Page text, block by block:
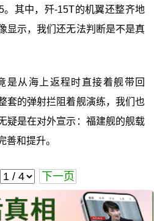
。其中，歼-15T的机翼还整齐地
显示，我们还无法判断是不是真
是从海上返程时直接着舰带回
套的弹射拦阻着舰演练，我们也
疑是在对外宣示：福建舰的舰载
善和提升。
下一页